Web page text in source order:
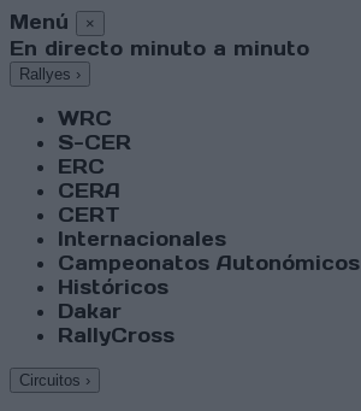
Menú ×
En directo minuto a minuto
Rallyes ›
WRC
S-CER
ERC
CERA
CERT
Internacionales
Campeonatos Autonómicos
Históricos
Dakar
RallyCross
Circuitos ›